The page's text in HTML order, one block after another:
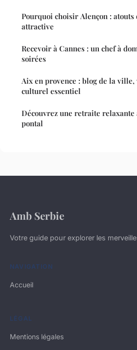
Pourquoi choisir Alençon :
attractive
Recevoir à Cannes : un chef à
soirées
Aix en provence : blog de la ville,
culturel essentiel
Découvrez une retraite relaxante
pontal
Amb Serbie
Votre guide pour explorer les
NAVIGATION
Accueil
LÉGAL
Mentions légales